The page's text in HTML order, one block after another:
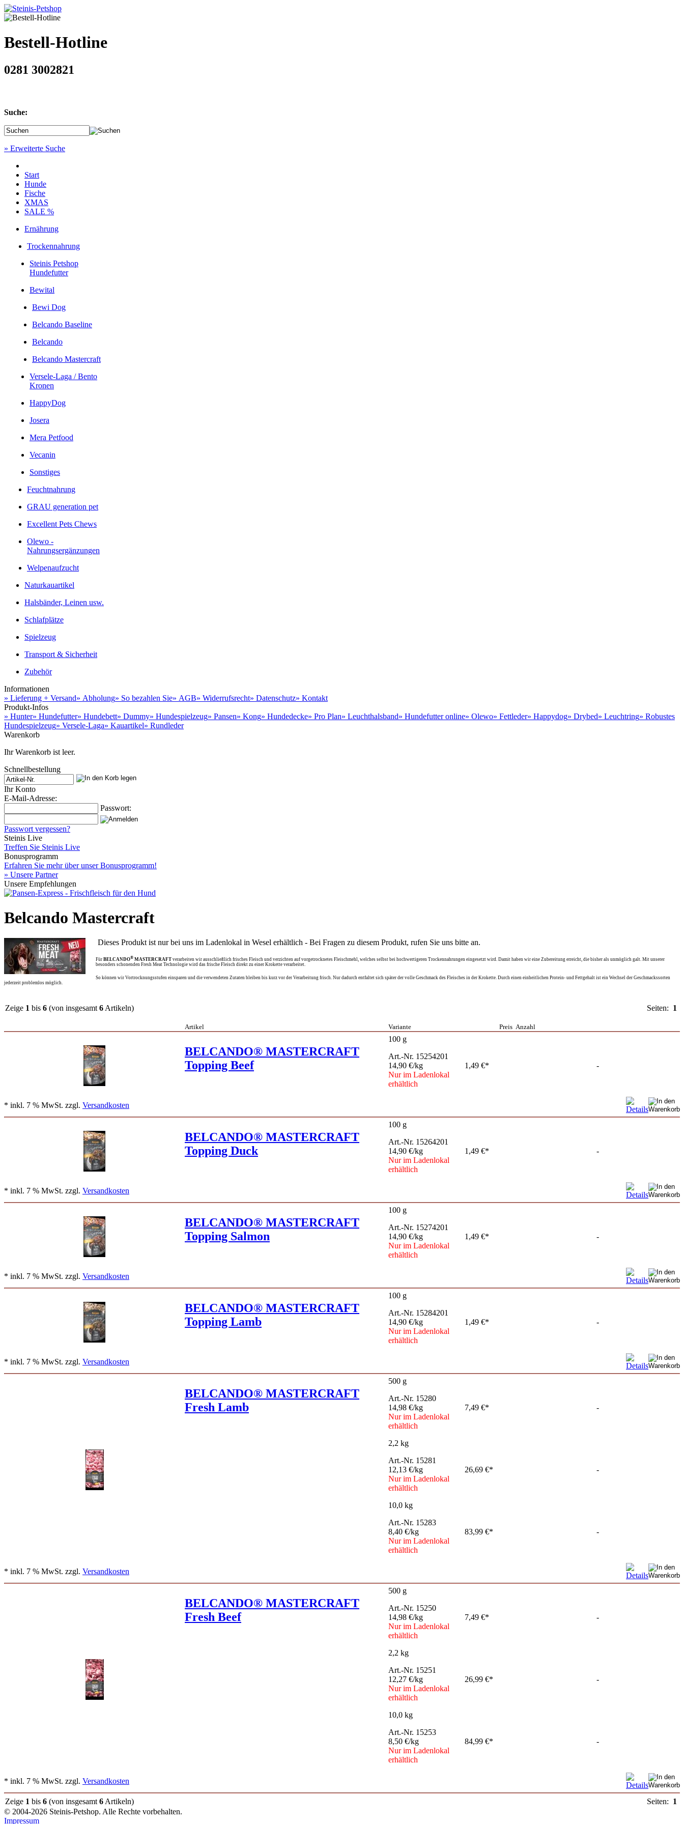
Bestell-Hotline
0281 3002821
Suche:
» Erweiterte Suche
Start
Hunde
Fische
XMAS
SALE %
Ernährung
Trockennahrung
Steinis Petshop
Hundefutter
Bewital
Bewi Dog
Belcando Baseline
Belcando
Belcando Mastercraft
Versele-Laga / Bento
Kronen
HappyDog
Josera
Mera Petfood
Vecanin
Sonstiges
Feuchtnahrung
GRAU generation pet
Excellent Pets Chews
Olewo -
Nahrungsergänzungen
Welpenaufzucht
Naturkauartikel
Halsbänder, Leinen usw.
Schlafplätze
Spielzeug
Transport & Sicherheit
Zubehör
Informationen
» Lieferung + Versand» Abholung» So bezahlen Sie» AGB» Widerrufsrecht» Datenschutz» Kontakt
Produkt-Infos
» Hunter» Hundefutter» Hundebett» Dummy» Hundespielzeug» Pansen» Kong» Hundedecke» Pro Plan» Leuchthalsband» Hundefutter online» Olewo» Fettleder» Happydog» Drybed» Leuchtring» Robustes
Hundespielzeug» Versele-Laga» Kauartikel» Rundleder
Warenkorb
Ihr Warenkorb ist leer.
Schnellbestellung
Ihr Konto
E-Mail-Adresse:
Passwort:
Passwort vergessen?
Steinis Live
Treffen Sie Steinis Live
Bonusprogramm
Erfahren Sie mehr über unser Bonusprogramm!
» Unsere Partner
Unsere Empfehlungen
Belcando Mastercraft
Dieses Produkt ist nur bei uns im Ladenlokal in Wesel erhältlich - Bei Fragen zu diesem Produkt, rufen Sie uns bitte an.
Für BELCANDO® MASTERCRAFT verarbeiten wir ausschließlich frisches Fleisch und verzichten auf vorgetrocknetes Fleischmehl, welches selbst bei hochwertigeren Trockennahrungen eingesetzt wird. Damit haben wir eine Zubereitung erreicht, die bisher als unmöglich galt. Mit unserer
besonders schonenden Fresh Meat Technologie wird das frische Fleisch direkt zu einer Krokette verarbeitet.
So können wir Vortrocknungsstufen einsparen und die verwendeten Zutaten bleiben bis kurz vor der Verarbeitung frisch. Nur dadurch entfaltet sich später der volle Geschmack des Fleisches in der Krokette. Durch einen einheitlichen Protein- und Fettgehalt ist ein Wechsel der Geschmackssorten
jederzeit problemlos möglich.
Zeige 1 bis 6 (von insgesamt 6 Artikeln) Seiten: 1
Artikel Variante Preis Anzahl
BELCANDO® MASTERCRAFT
Topping Beef
100 g
Art.-Nr. 15254201
14,90 €/kg
Nur im Ladenlokal
erhältlich
1,49 €* -
* inkl. 7 % MwSt. zzgl. Versandkosten
BELCANDO® MASTERCRAFT
Topping Duck
100 g
Art.-Nr. 15264201
14,90 €/kg
Nur im Ladenlokal
erhältlich
1,49 €* -
* inkl. 7 % MwSt. zzgl. Versandkosten
BELCANDO® MASTERCRAFT
Topping Salmon
100 g
Art.-Nr. 15274201
14,90 €/kg
Nur im Ladenlokal
erhältlich
1,49 €* -
* inkl. 7 % MwSt. zzgl. Versandkosten
BELCANDO® MASTERCRAFT
Topping Lamb
100 g
Art.-Nr. 15284201
14,90 €/kg
Nur im Ladenlokal
erhältlich
1,49 €* -
* inkl. 7 % MwSt. zzgl. Versandkosten
BELCANDO® MASTERCRAFT
Fresh Lamb
500 g
Art.-Nr. 15280
14,98 €/kg
Nur im Ladenlokal
erhältlich
7,49 €* -
2,2 kg
Art.-Nr. 15281
12,13 €/kg
Nur im Ladenlokal
erhältlich
26,69 €* -
10,0 kg
Art.-Nr. 15283
8,40 €/kg
Nur im Ladenlokal
erhältlich
83,99 €* -
* inkl. 7 % MwSt. zzgl. Versandkosten
BELCANDO® MASTERCRAFT
Fresh Beef
500 g
Art.-Nr. 15250
14,98 €/kg
Nur im Ladenlokal
erhältlich
7,49 €* -
2,2 kg
Art.-Nr. 15251
12,27 €/kg
Nur im Ladenlokal
erhältlich
26,99 €* -
10,0 kg
Art.-Nr. 15253
8,50 €/kg
Nur im Ladenlokal
erhältlich
84,99 €* -
* inkl. 7 % MwSt. zzgl. Versandkosten
Zeige 1 bis 6 (von insgesamt 6 Artikeln) Seiten: 1
© 2004-2026 Steinis-Petshop. Alle Rechte vorbehalten.
Impressum